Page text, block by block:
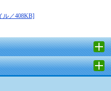
ル／408KB]